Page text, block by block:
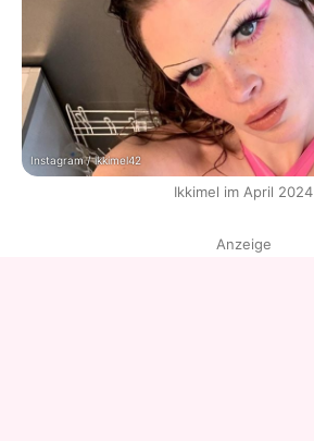
Instagram / ikkimel42
Ikkimel im April 2024
Anzeige